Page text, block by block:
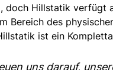
doch Hillstatik verfügt
Bereich des
ist ein
uns darauf,